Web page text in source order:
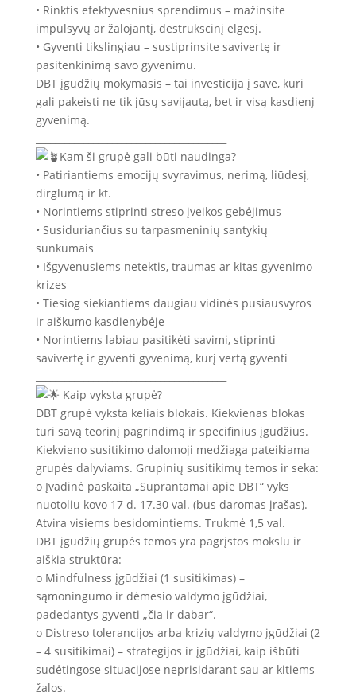
• Rinktis efektyvesnius sprendimus – mažinsite
impulsyvų ar žalojantį, destrukscinį elgesį.
• Gyventi tikslingiau – sustiprinsite savivertę ir
pasitenkinimą savo gyvenimu.
DBT įgūdžių mokymasis – tai investicija į save, kuri
gali pakeisti ne tik jūsų savijautą, bet ir visą kasdienį
gyvenimą.
Kam ši grupė gali būti naudinga?
• Patiriantiems emocijų svyravimus, nerimą, liūdesį,
dirglumą ir kt.
• Norintiems stiprinti streso įveikos gebėjimus
• Susiduriančius su tarpasmeninių santykių
sunkumais
• Išgyvenusiems netektis, traumas ar kitas gyvenimo
krizes
• Tiesiog siekiantiems daugiau vidinės pusiausvyros
ir aiškumo kasdienybėje
• Norintiems labiau pasitikėti savimi, stiprinti
savivertę ir gyventi gyvenimą, kurį vertą gyventi
Kaip vyksta grupė?
DBT grupė vyksta keliais blokais. Kiekvienas blokas
turi savą teorinį pagrindimą ir specifinius įgūdžius.
Kiekvieno susitikimo dalomoji medžiaga pateikiama
grupės dalyviams. Grupinių susitikimų temos ir seka:
o Įvadinė paskaita „Suprantamai apie DBT“ vyks
nuotoliu kovo 17 d. 17.30 val. (bus daromas įrašas).
Atvira visiems besidomintiems. Trukmė 1,5 val.
DBT įgūdžių grupės temos yra pagrįstos mokslu ir
aiškia struktūra:
o Mindfulness įgūdžiai (1 susitikimas) –
sąmoningumo ir dėmesio valdymo įgūdžiai,
padedantys gyventi „čia ir dabar“.
o Distreso tolerancijos arba krizių valdymo įgūdžiai (2
– 4 susitikimai) – strategijos ir įgūdžiai, kaip išbūti
sudėtingose situacijose neprisidarant sau ar kitiems
žalos.